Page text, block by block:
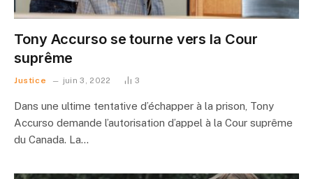
Tony Accurso se tourne vers la Cour
suprême
Justice juin 3, 2022 3
Dans une ultime tentative d’échapper à la prison, Tony
Accurso demande l’autorisation d’appel à la Cour suprême
du Canada. La…